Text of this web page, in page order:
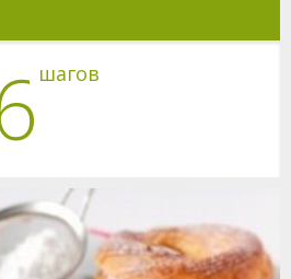
шагов